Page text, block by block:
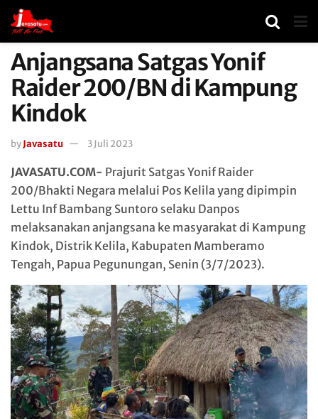
Anjangsana Satgas Yonif
Raider 200/BN di Kampung
Kindok
byJavasatu 3 Juli 2023
JAVASATU.COM- Prajurit Satgas Yonif Raider
200/Bhakti Negara melalui Pos Kelila yang dipimpin
Lettu Inf Bambang Suntoro selaku Danpos
melaksanakan anjangsana ke masyarakat di Kampung
Kindok, Distrik Kelila, Kabupaten Mamberamo
Tengah, Papua Pegunungan, Senin (3/7/2023).